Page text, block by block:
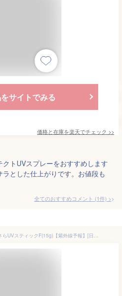
サイトでみる
価格と在庫を楽天でチェック >>
トUVスプレーをおすすめします
とした仕上がりです。お値段も
全てのおすすめコメント (1件) >
【企画品】紫外線予報 さらさらUVスティックF(15g)【紫外線予報】[日焼け止め 1歳から さらさら SFP50+ PA++++ 顔 体]